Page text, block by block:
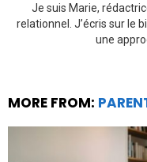
Je suis Marie,
relationnel. J’écris sur le
une
MORE FROM: